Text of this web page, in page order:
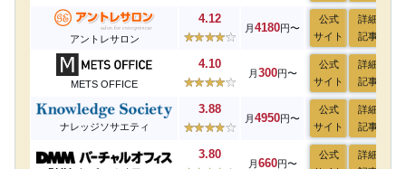
アントレサロン
4.12
月4180円〜
公式
サイト
詳細
記事
METS OFFICE
4.10
月300円〜
公式
サイト
詳細
記事
ナレッジソサエティ
3.88
月4950円〜
公式
サイト
詳細
記事
3.80
月660円〜
公式
詳細